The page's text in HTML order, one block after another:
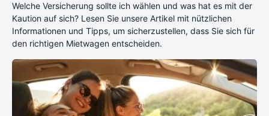
Welche Versicherung sollte ich wählen und was hat es mit der
Kaution auf sich? Lesen Sie unsere Artikel mit nützlichen
Informationen und Tipps, um sicherzustellen, dass Sie sich für
den richtigen Mietwagen entscheiden.